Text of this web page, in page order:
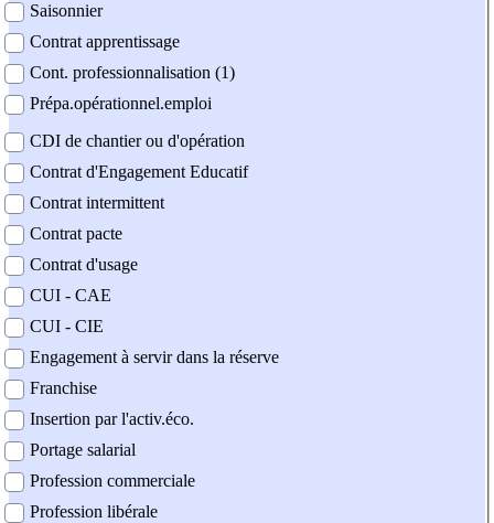
Saisonnier
Contrat apprentissage
Cont. professionnalisation (1)
Prépa.opérationnel.emploi
CDI de chantier ou d'opération
Contrat d'Engagement Educatif
Contrat intermittent
Contrat pacte
Contrat d'usage
CUI - CAE
CUI - CIE
Engagement à servir dans la réserve
Franchise
Insertion par l'activ.éco.
Portage salarial
Profession commerciale
Profession libérale